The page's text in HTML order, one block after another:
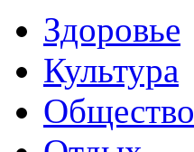
Здоровье
Культура
Общество